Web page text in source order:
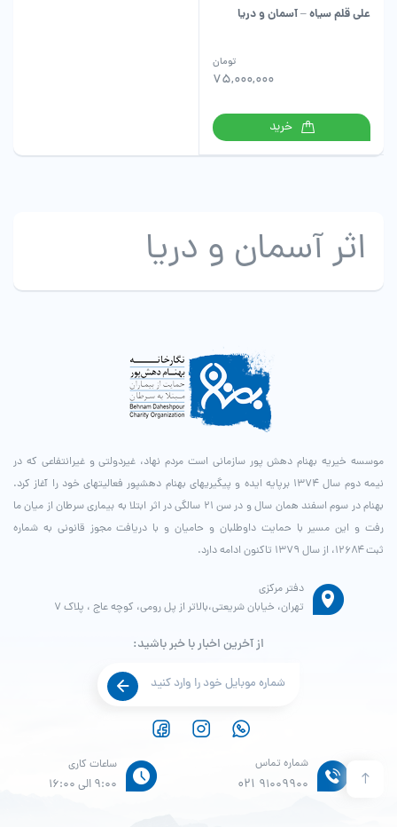
علی قلم سیاه – آسمان و دریا
75,000,000
تومان
خرید
اثر آسمان و دریا
موسسه خیریه بهنام دهش پور سازمانی است مردم نهاد، غیردولتی و غیرانتفاعی که در
نیمه دوم سال ۱۳۷۴ برپایه ایده و پیگیری­های بهنام دهش­پور فعالیت­های خود را آغاز کرد.
بهنام در سوم اسفند همان سال و در سن ۲۱ سالگی در اثر ابتلا به بیماری سرطان از میان ما
رفت و این مسیر با حمایت داوطلبان و حامیان و با دریافت مجوز قانونی به شماره
ثبت ۱۲۶۸۴، از سال ۱۳۷۹ تاکنون ادامه دارد.
شماره تماس
021 91009900
ساعات کاری
9:00 الی 16:00
دفتر مرکزی
تهران، خیابان شریعتی،بالاتر از پل رومی، کوچه عاج ، پلاک ۷
از آخرین اخبار با خبر باشید: